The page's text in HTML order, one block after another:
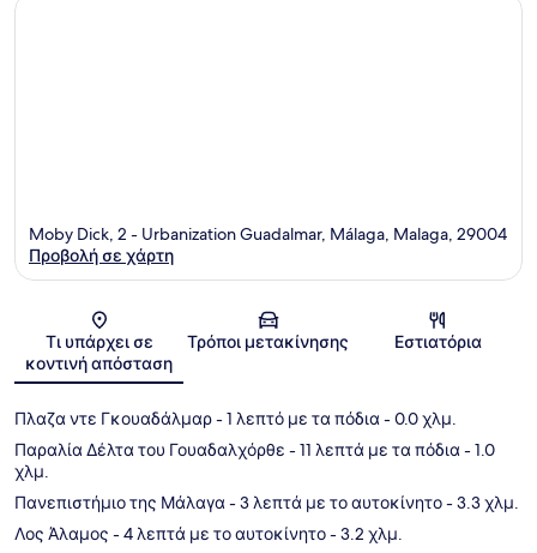
Χάρτης
Moby Dick, 2 - Urbanization Guadalmar, Málaga, Malaga, 29004
Προβολή σε χάρτη
Τι υπάρχει σε
κοντινή απόσταση
Τρόποι μετακίνησης Εστιατόρια
Πλαζα ντε Γκουαδάλμαρ- 1 λεπτό με τα πόδια- 0.0 χλμ.
Παραλία Δέλτα του Γουαδαλχόρθε - 11 λεπτά με τα πόδια- 1.0
χλμ.
Πανεπιστήμιο της Μάλαγα- 3 λεπτά με το αυτοκίνητο- 3.3 χλμ.
Λος Άλαμος - 4 λεπτά με το αυτοκίνητο- 3.2 χλμ.